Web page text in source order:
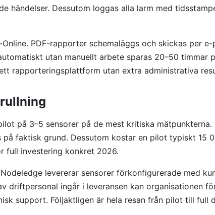
händelser. Dessutom loggas alla larm med
PDF-rapporter schemaläggs och skickas per
utan manuellt arbete sparas 20–50
rapporteringsplattform utan extra administrativa
på 3–5 sensorer på de mest kritiska
faktisk grund. Dessutom kostar en pilot typiskt 15
full investering konkret 2026.
levererar sensorer förkonfigurerade med
driftpersonal ingår i leveransen kan organisationen
support. Följaktligen är hela resan från pilot till full